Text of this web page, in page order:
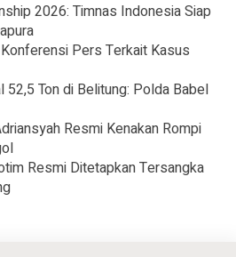
2026: Timnas Indonesia Siap
Pers Terkait Kasus
Ton di Belitung: Polda Babel
Resmi Kenakan Rompi
Resmi Ditetapkan Tersangka